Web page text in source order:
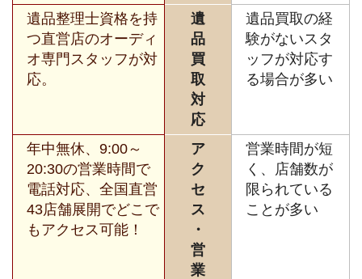
遺品整理士資格を持
つ直営店のオーディ
オ専門スタッフが対
応。
遺
品
買
取
対
応
遺品買取の経
験がないスタ
ッフが対応す
る場合が多い
年中無休、9:00～
20:30の営業時間で
電話対応、全国直営
43店舗展開でどこで
もアクセス可能！
ア
ク
セ
ス
・
営
業
営業時間が短
く、店舗数が
限られている
ことが多い